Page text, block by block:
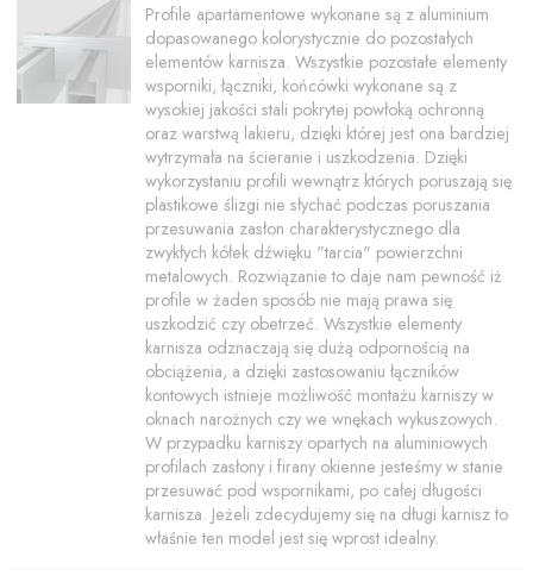
Profile apartamentowe wykonane są z aluminium
dopasowanego kolorystycznie do pozostałych
elementów karnisza. Wszystkie pozostałe elementy
wsporniki, łączniki, końcówki wykonane są z
wysokiej jakości stali pokrytej powłoką ochronną
oraz warstwą lakieru, dzięki której jest ona bardziej
wytrzymała na ścieranie i uszkodzenia. Dzięki
wykorzystaniu profili wewnątrz których poruszają się
plastikowe ślizgi nie słychać podczas poruszania
przesuwania zasłon charakterystycznego dla
zwykłych kółek dźwięku "tarcia" powierzchni
metalowych. Rozwiązanie to daje nam pewność iż
profile w żaden sposób nie mają prawa się
uszkodzić czy obetrzeć. Wszystkie elementy
karnisza odznaczają się dużą odpornością na
obciążenia, a dzięki zastosowaniu łączników
kontowych istnieje możliwość montażu karniszy w
oknach narożnych czy we wnękach wykuszowych.
W przypadku karniszy opartych na aluminiowych
profilach zasłony i firany okienne jesteśmy w stanie
przesuwać pod wspornikami, po całej długości
karnisza. Jeżeli zdecydujemy się na długi karnisz to
właśnie ten model jest się wprost idealny.